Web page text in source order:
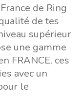
de Ring
de tes
supérieur
une gamme
FRANCE, ces
avec un
le